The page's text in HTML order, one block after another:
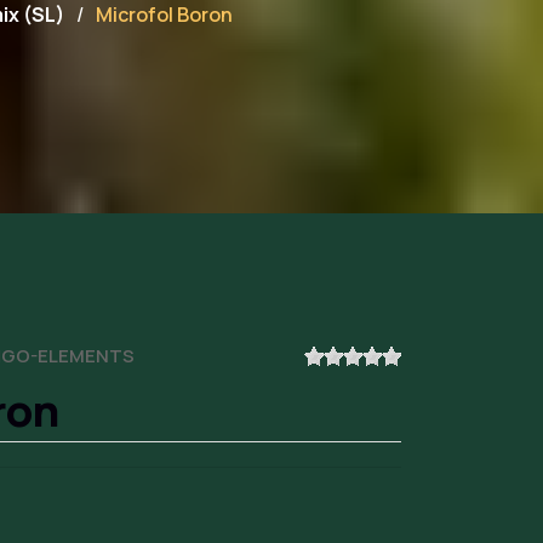
(SL) Microfol Boron
ELEMENTS